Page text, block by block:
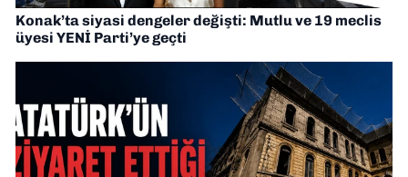
Konak’ta siyasi dengeler değişti: Mutlu ve 19 meclis
üyesi YENİ Parti’ye geçti